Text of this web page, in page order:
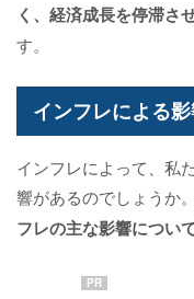
く、経済成長を停滞さ
す。
インフレによる
インフレによって、私
響があるのでしょうか。
フレの主な影響につい
PR